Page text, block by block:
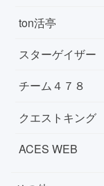
ton活亭
スターゲイザー
チーム４７８
クエストキング
ACES WEB